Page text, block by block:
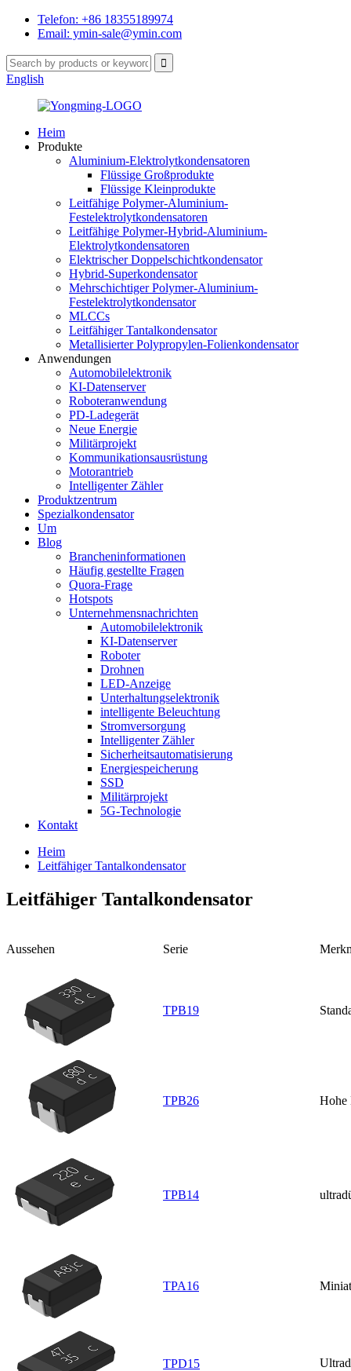
Telefon: +86 18355189974
Email: ymin-sale@ymin.com
English
Heim
Produkte
Aluminium-Elektrolytkondensatoren
Flüssige Großprodukte
Flüssige Kleinprodukte
Leitfähige Polymer-Aluminium-
Festelektrolytkondensatoren
Leitfähige Polymer-Hybrid-Aluminium-
Elektrolytkondensatoren
Elektrischer Doppelschichtkondensator
Hybrid-Superkondensator
Mehrschichtiger Polymer-Aluminium-
Festelektrolytkondensator
MLCCs
Leitfähiger Tantalkondensator
Metallisierter Polypropylen-Folienkondensator
Anwendungen
Automobilelektronik
KI-Datenserver
Roboteranwendung
PD-Ladegerät
Neue Energie
Militärprojekt
Kommunikationsausrüstung
Motorantrieb
Intelligenter Zähler
Produktzentrum
Spezialkondensator
Um
Blog
Brancheninformationen
Häufig gestellte Fragen
Quora-Frage
Hotspots
Unternehmensnachrichten
Automobilelektronik
KI-Datenserver
Roboter
Drohnen
LED-Anzeige
Unterhaltungselektronik
intelligente Beleuchtung
Stromversorgung
Intelligenter Zähler
Sicherheitsautomatisierung
Energiespeicherung
SSD
Militärprojekt
5G-Technologie
Kontakt
Heim
Leitfähiger Tantalkondensator
Leitfähiger Tantalkondensator
Aussehen Serie
TPB19
TPB26 Hohe
TPB14
TPA16
TPD15